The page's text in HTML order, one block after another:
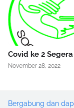
Covid ke 2
November 28, 2022
Bergabung dan